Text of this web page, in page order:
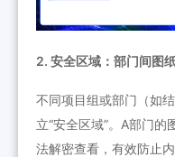
2. 安全区域：部门间图
不同项目组或部门（如
立“安全区域”。A部门
法解密查看，有效防止内